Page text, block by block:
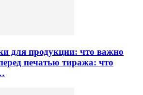
для продукции: что важно
печатью тиража: что